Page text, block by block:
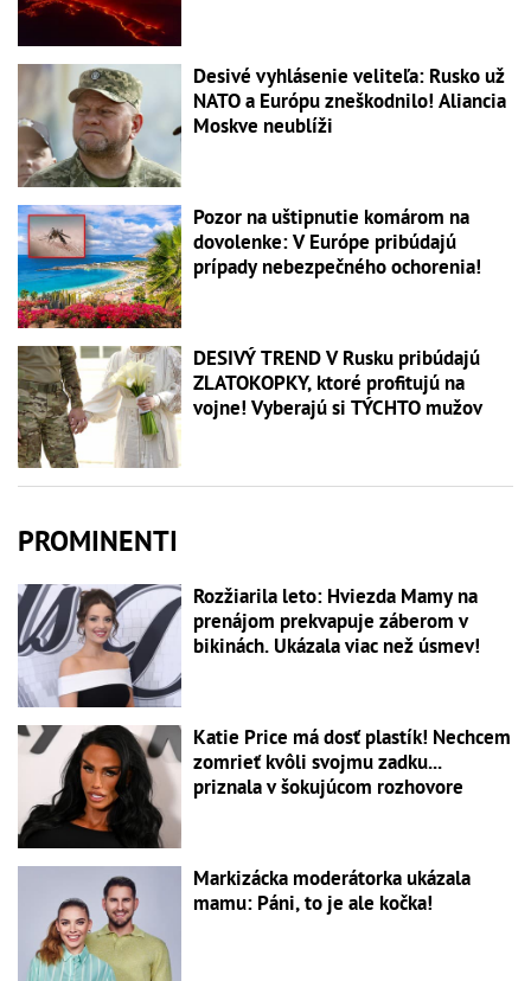
Desivé vyhlásenie veliteľa: Rusko už
NATO a Európu zneškodnilo! Aliancia
Moskve neublíži
Pozor na uštipnutie komárom na
dovolenke: V Európe pribúdajú
prípady nebezpečného ochorenia!
DESIVÝ TREND V Rusku pribúdajú
ZLATOKOPKY, ktoré profitujú na
vojne! Vyberajú si TÝCHTO mužov
PROMINENTI
Rozžiarila leto: Hviezda Mamy na
prenájom prekvapuje záberom v
bikinách. Ukázala viac než úsmev!
Katie Price má dosť plastík! Nechcem
zomrieť kvôli svojmu zadku...
priznala v šokujúcom rozhovore
Markizácka moderátorka ukázala
mamu: Páni, to je ale kočka!